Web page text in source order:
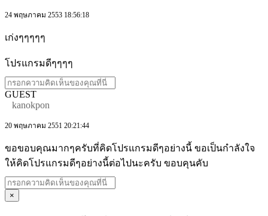
24 พฤษภาคม 2553 18:56:18
เก่งๆๆๆๆๆ
โปรแกรมดีๆๆๆๆ
GUEST
kanokpon
20 พฤษภาคม 2551 20:21:44
ขอขอบคุณมากๆครับที่คิดโปรแกรมดีๆอย่างนี้ ขอเป็นกำลังใจ
ให้คิดโปรแกรมดีๆอย่างนี้ต่อไปนะครับ ขอบคุนคับ
×